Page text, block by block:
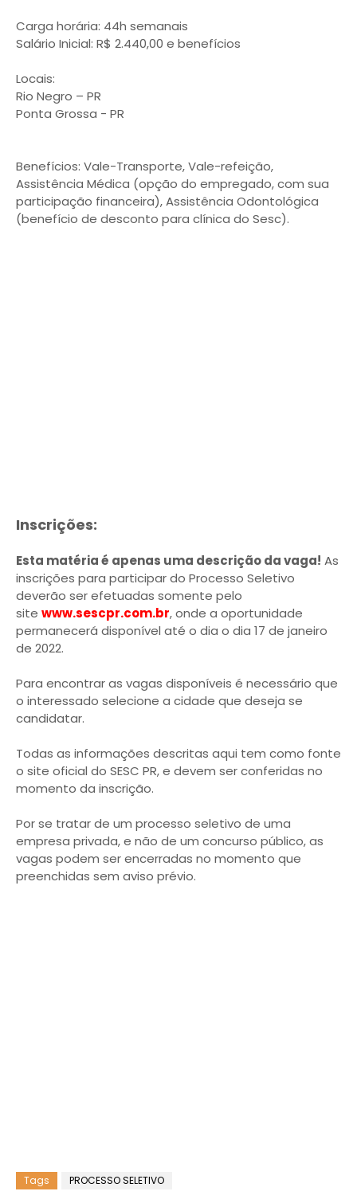
Carga horária: 44h semanais
Salário Inicial: R$ 2.440,00 e benefícios
Locais:
Rio Negro – PR
Ponta Grossa - PR
Benefícios: Vale-Transporte, Vale-refeição,
Assistência Médica (opção do empregado, com sua
participação financeira), Assistência Odontológica
(benefício de desconto para clínica do Sesc).
Inscrições:
Esta matéria é apenas uma descrição da vaga! As
inscrições para participar do Processo Seletivo
deverão ser efetuadas somente pelo
site www.sescpr.com.br, onde a oportunidade
permanecerá disponível até o dia o dia 17 de janeiro
de 2022.
Para encontrar as vagas disponíveis é necessário que
o interessado selecione a cidade que deseja se
candidatar.
Todas as informações descritas aqui tem como fonte
o site oficial do SESC PR, e devem ser conferidas no
momento da inscrição.
Por se tratar de um processo seletivo de uma
empresa privada, e não de um concurso público, as
vagas podem ser encerradas no momento que
preenchidas sem aviso prévio.
Tags PROCESSO SELETIVO